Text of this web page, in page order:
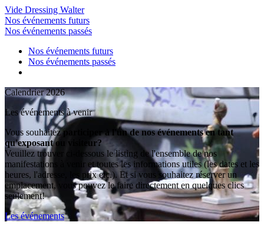
Vide Dressing Walter
Nos événements futurs
Nos événements passés
Nos événements futurs
Nos événements passés
Calendrier 2026
Les événements à venir
Vous souhaitezparticiper à l'un de nos événements en tant
qu'exposant ou visiteur?
Veuillez trouver ci-dessous le listing de l'ensemble de nos
manifestations à venir et toutes les informations utiles (les dates et les
heures, l'adresse, les prix etc.). Et si vous souhaitez réserver un
emplacement, vous pouvez le faire directement en quelques clics
seulement!
Les événements